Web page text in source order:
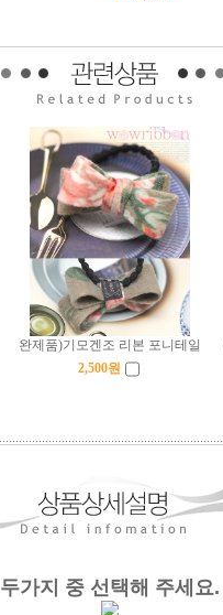
완제품)기모겐조 리본 포니테일
2,500원
두가지 중 선택해 주세요.